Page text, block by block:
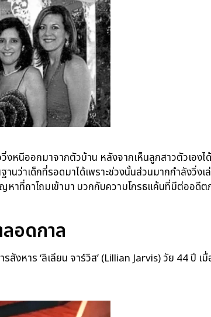
วิ่งหนีออกมาจากตัวบ้าน หลังจากเห็นลูกสาวตัวเองไ
ว่าเด็กที่รอดมาได้เพราะช่วงนั้นส่วนมากกำลังวิ่ง
หาที่ถาโถมเข้ามา บวกกับความโกรธแค้นที่มีต่ออดีต
อดกาล
สังหาร ‘ลิเลียน จาร์วิส’ (Lillian Jarvis) วัย 44 ปี เ